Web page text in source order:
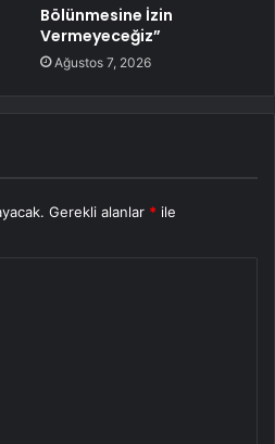
Bölünmesine İzin
Vermeyeceğiz”
Ağustos 7, 2026
Gerekli alanlar * ile